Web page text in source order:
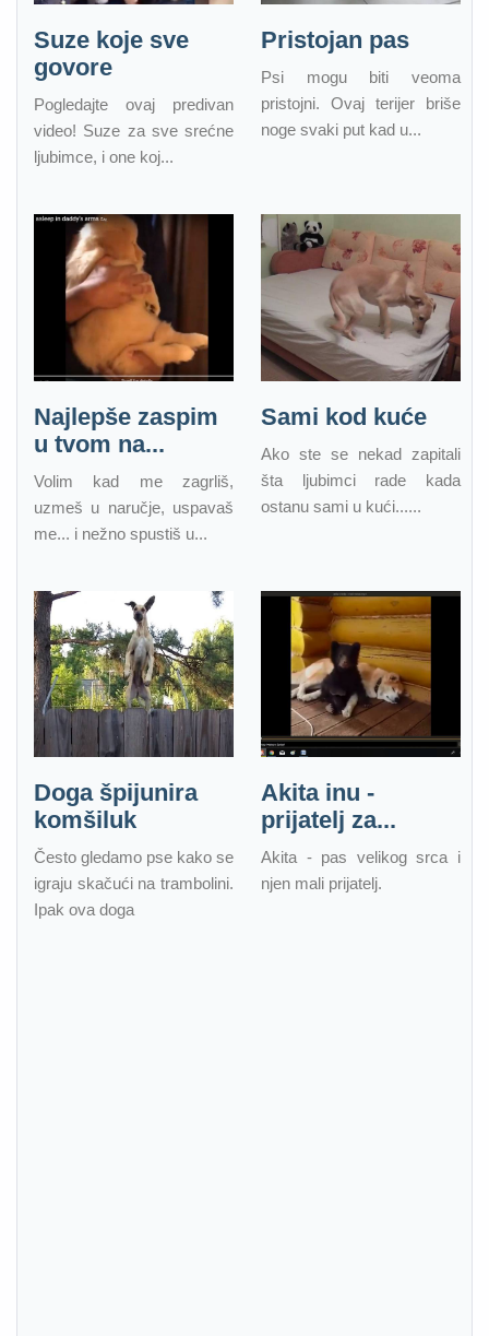
Suze koje sve
govore
Pogledajte ovaj predivan
video! Suze za sve srećne
ljubimce, i one koj...
Pristojan pas
Psi mogu biti veoma
pristojni. Ovaj terijer briše
noge svaki put kad u...
Najlepše zaspim
u tvom na...
Volim kad me zagrliš,
uzmeš u naručje, uspavaš
me... i nežno spustiš u...
Sami kod kuće
Ako ste se nekad zapitali
šta ljubimci rade kada
ostanu sami u kući......
Doga špijunira
komšiluk
Često gledamo pse kako se
igraju skačući na trambolini.
Ipak ova doga
Akita inu -
prijatelj za...
Akita - pas velikog srca i
njen mali prijatelj.